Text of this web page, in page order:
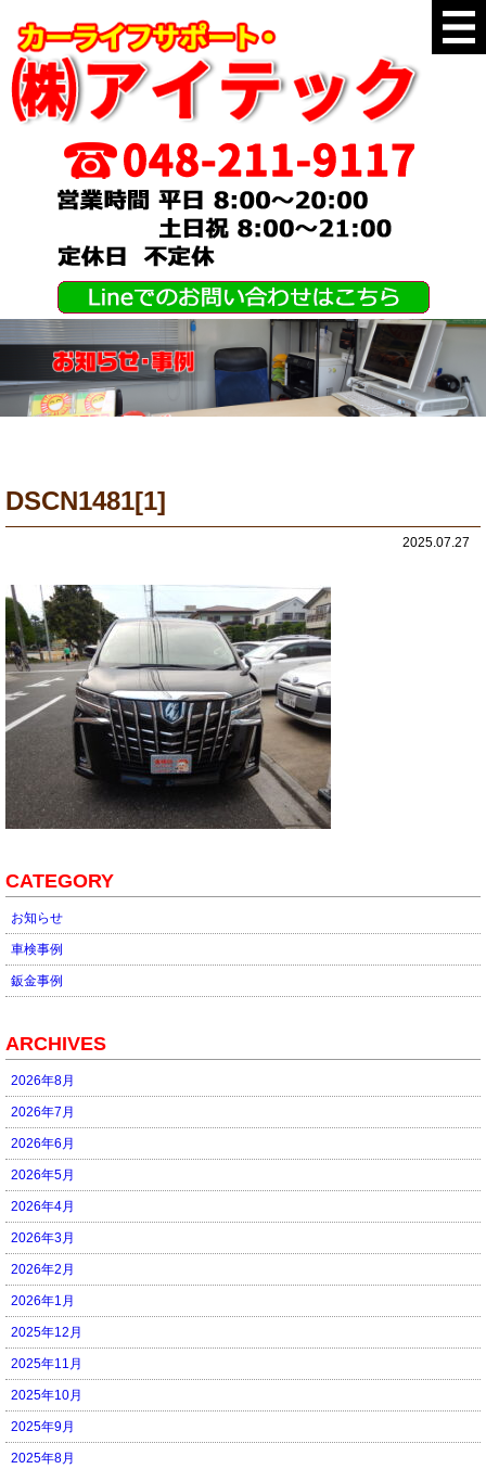
DSCN1481[1]
2025.07.27
CATEGORY
お知らせ
車検事例
鈑金事例
ARCHIVES
2026年8月
2026年7月
2026年6月
2026年5月
2026年4月
2026年3月
2026年2月
2026年1月
2025年12月
2025年11月
2025年10月
2025年9月
2025年8月